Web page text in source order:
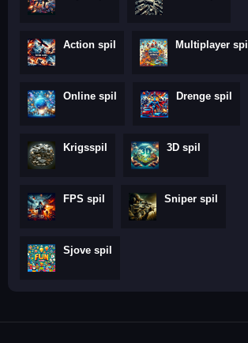
Action spil Multiplayer spil
Online spil Drenge spil
Krigsspil 3D spil
FPS spil Sniper spil
Sjove spil